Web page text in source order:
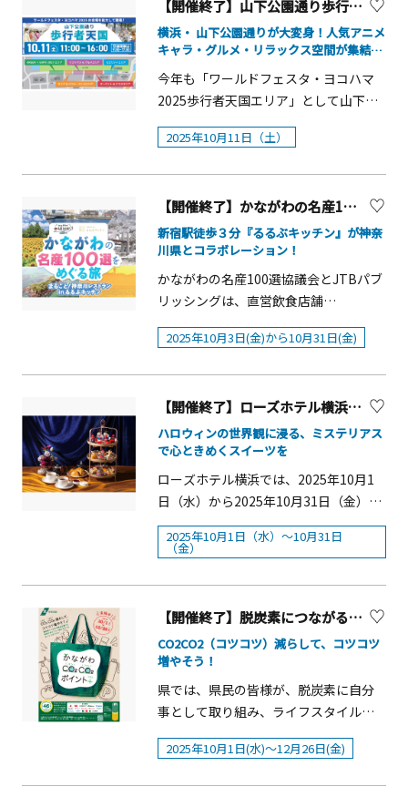
ワイエ（予約不要、当⽇の⼊館チケッ
トで出⼊⾃由）■参加予定作家 川越
はりこ、松崎⼤祐※参加作家の最新情
報は横浜⼈形の家ホームページでご確
認くださいトークイベント「だるまを
【事前予約制】■会場 横浜⼈形の家
４階あかいくつ劇場■定員 110名■参
加費 1,000円（⽸バッジ付）・トーク
①「だるまの歴史と⺠俗学（仮）」丸
部准教授）・トーク②「⼩泉⼋雲と藤
枝だるま（仮）」林直輝⽒ （⽇本⼈形
⽂化研究所所⻑・全⽇本だるま研究会
副会⻑）・フリートーク「だるまよも
やま」丸⼭⽒、林⽒、中村浩訳⽒ （全
⽇本だるま研究会会⻑）※12:30開場予
定（イベント受付でお渡しする⽸バッ
ジで劇場の出⼊り⾃由）※トークイベ
ントの申込は9⽉28⽇（⽇）10:00より
より横浜⼈形の家ホームページにて受
付開始
し、見るだけでなく実際に味覚でもハ
ロウィンをお楽しみいただけます。 シ
ーパラならではのハロウィンイベント
を存分にお楽しみください。「ケープ
ペンギンのハロウィンパレード」 ハロ
たちがパレード！■開催日：10月18日
間：①10:30～ ②16:30～ （各回約５分
間）&nbsp;■場所：ふれあいラグーン
&nbsp;「極地動物のレクチャータイ
ム」食欲をテーマとした生態解説プロ
（土）～31日（金）まで&nbsp;■開催
時間 平日&nbsp; &nbsp;13:15～
&nbsp;・月曜日・木曜日 セイウチ回
グマ回&nbsp;・水曜日 ペンギン回
&nbsp;土休日・12:00～ ペンギン回
・12:15～ ホッキョクグマ回 ・12:30
～ セイウチ回 &nbsp;※各回約10分間
のが異なります。&nbsp;■場所：アク
アミュージアム１F LABO４「氷の海に
くらす動物たち」
（月）■会場７館 横浜山手西洋館
（外交官の家、ブラフ18番館、ベーリ
ック・ホール、 エリスマン邸、横浜
市イギリス館、山手111番館）、旧山手
68番館 【外交官の家】「The
Halloween Cat Castle ～猫たちの一夜
限りの密会～」装飾･監修:Blue Laguna
DECORATION 芳川 香生花装
フ18番館】秋の山手へようこそ～ハロ
ウィン アフタヌーンティー」装飾:
Design Team Liviu 【ベーリック・ホ
ール】「秘密の晩餐と花の幻想」～エ
レガント･ゴシック ハロウィン～装
飾:HANABITO 監修 島田智香子【エリス
マン邸】「幸せをとどける♡ちいさな
館】横浜市による修繕工事のため、休
館中【横浜市イギリス館】「魔女の秘
密の花園」装飾:梶井宮御流第二十一世
家元 藤原素朝【山手111番館】「月夜
のラヴィリンス」装飾:森田朋子(Atelier
飾:NOVICE&lt;仮装スタンプラリー＞■
開催日：10月26日（日）■時間：10：
00～16：00 ※雨天実施荒天中止■会
場：山手西洋館６館、旧山手68番館な
ど山手周辺13施設■料金：参加費無料
スティバルです。秋の心地よい季節の
芸パフォーマーたちが日替わりで登場
し、音楽ライブやお笑いライブなどを
観覧無料でお楽しみください。さら
に、八景島の周りを巡るクルーズ船
「Paradise CruiseII」では、心落ち着く
音楽を聴きながらクルージングをお楽
しみいただける「アコースティックク
ルーズ」を10月12日（日）限定で開催
いたします。行楽の秋にぴったりな３
連休をシーパラでお楽しみください。
イベント詳細はこちらから
https://www.seaparadise.co.jp/event/
autumn_fes2025/index.html【アコー
スティッククルージング】開催日
料 金 ： 小学生以上一律3,000円
（1名さま） ※未就学児は、大人１名
につき１名まで無料航 路 ： 八
景島周辺海域定 員 ： 60名運航
時間 ： 30分受付方法 ： 『横浜・
八景島シーパラダイス』公式Webサイ
トにて事前販売備 考 ： 天候や
変更する場合がございます。
【開催終了】山下公園通り歩行者天国【横浜市中区】
横浜・ 山下公園通りが大変身！人気アニメ
キャラ・グルメ・リラックス空間が集結す
す！
今年も「ワールドフェスタ・ヨコハマ
2025歩行者天国エリア」として山下公
園通りの歩行者天国が10月11日に実施
されます。当日は、ライブやパフォー
コンテンツが目白押しです。また、ゆ
っくりくつろいでいただけるリラック
スエリアも新たに設置され、さらに、
「映画キミとアイドルプリキュア♪お
待たせ！キミに届けるキラッキライ
「SPY&times;FAMILY『おでけけ』大作
ます。 夜には花火も打ち上がりますの
で、秋の横浜を1日中お楽しみくださ
い！概要■ 開催日：2025年10月11日
（土）■時間：11：00～16：00（交通
規制 ９：00～17：00）■開催場所：山
線 開港広場前～山下橋の間）■ 内容：
ドローン＆モビリティ体験、ステージ
ショー、地元マーケット・キッチンカ
2025年10月11日（土）
【開催終了】かながわの名産100選×るるぶキッチン 10/3（金）～「まるごと！神奈川レストラン」開催！
新宿駅徒歩３分『るるぶキッチン』が神奈
川県とコラボレーション！
かながわの名産100選協議会とJTBパブ
リッシングは、直営飲食店舗
『editor&rsquo;s fav るるぶキッチ
ン』において、2025年10月3日(金)から
「まるごと！神奈川レストラン」を開
催します！ランチタイムは、7つのエリ
アごとに特色のある名産品を、どんぶ
りまたはご飯に合わせた定食スタイル
で、2週間ずつ計8品展開します。ディ
カルトとして提供するほか、エリアの
食材を組み合わせたおつまみメニュ
ー、神奈川の日本酒やビールを提供。
ランチタイム・ディナータイム・販促
棚のタイアップ枠を、すべて神奈川一
色のフルジャックで展開いたします。
また、店内では大漁旗や小田原提灯の
展示、スカジャンの試着体験を実施。
さらに、かながわの名産100選の食と体
験が当たるガチャガチャなど、この秋
おもわず神奈川に行ってみたくなる仕
掛けが満載です。かながわの名産100選
2025年10月3日(金)から10月31日(金)
【開催終了】ローズホテル横浜『ハロウィンアフタヌーンティー』
ハロウィンの世界観に浸る、ミステリアス
で心ときめくスイーツを
ローズホテル横浜では、2025年10月1
日（水）から2025年10月31日（金）ま
での期間、1階「ブラスリーミリーラ・
フォーレ」にて、目玉やジャック オ ラ
フにしたスイーツを楽しめる「ハロウ
ィンアフタヌーンティー」を提供いた
ボワーズ 〜あなたの心臓と血が欲し
な「カシスマカロン ~血が入った僕だけ
のマカロン~」、青く光る白ワインゼリ
ーが目を引く「ヴェリーヌ ~新鮮な血液
と目玉のカクテル~」などのミステリア
スなスイーツのほか、夏のキノコ ジロ
2025年10月1日（水）～10月31日
（金）
【開催終了】脱炭素につながる商品の購入等でポイントを上乗せ「かながわCO2CO2ポイント+」
CO2CO2（コツコツ）減らして、コツコツ
増やそう！
県では、県民の皆様が、脱炭素に自分
事として取り組み、ライフスタイルを
転換していただくため、脱炭素につな
がる商品を購入した場合などに、ポイ
2025年10月1日(水)～12月26日(金)